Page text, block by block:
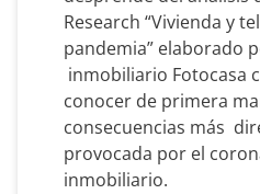
Research “Vivienda y
pandemia” elaborado
inmobiliario Fotocasa
conocer de primera
consecuencias más
provocada por el
inmobiliario.